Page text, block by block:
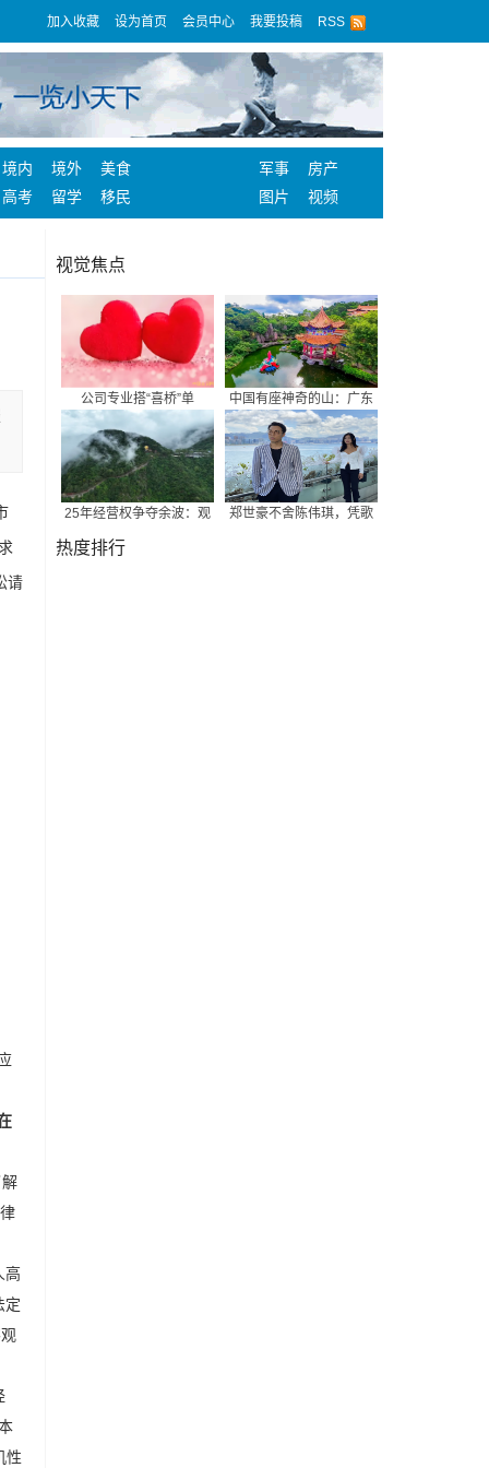
加入收藏 设为首页 会员中心 我要投稿 RSS
境内 境外
美食
高考 留学 移民
军事
房产
图片
视频
请
高
定
性
视觉焦点
公司专业搭“喜桥”单 中国有座神奇的山：广东
25年经营权争夺余波：观 郑世豪不舍陈伟琪，凭歌
热度排行